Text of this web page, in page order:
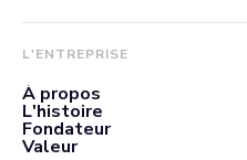
L'ENTREPRISE
À propos
L'histoire
Fondateur
Valeur